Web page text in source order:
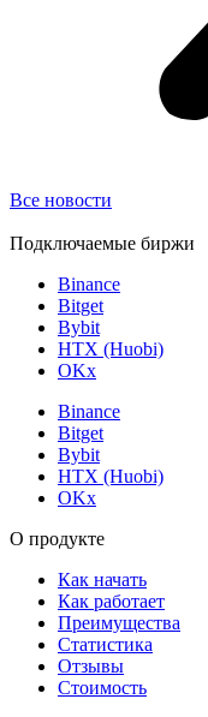
Все новости
Подключаемые биржи
Binance
Bitget
Bybit
HTX (Huobi)
OKx
Binance
Bitget
Bybit
HTX (Huobi)
OKx
О продукте
Как начать
Как работает
Преимущества
Статистика
Отзывы
Стоимость